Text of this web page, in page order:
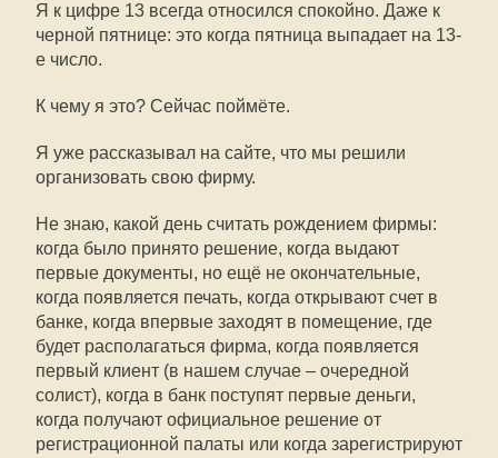
Я к цифре 13 всегда относился спокойно. Даже к
черной пятнице: это когда пятница выпадает на 13-
е число.
К чему я это? Сейчас поймёте.
Я уже рассказывал на сайте, что мы решили
организовать свою фирму.
Не знаю, какой день считать рождением фирмы:
когда было принято решение, когда выдают
первые документы, но ещё не окончательные,
когда появляется печать, когда открывают счет в
банке, когда впервые заходят в помещение, где
будет располагаться фирма, когда появляется
первый клиент (в нашем случае – очередной
солист), когда в банк поступят первые деньги,
когда получают официальное решение от
регистрационной палаты или когда зарегистрируют